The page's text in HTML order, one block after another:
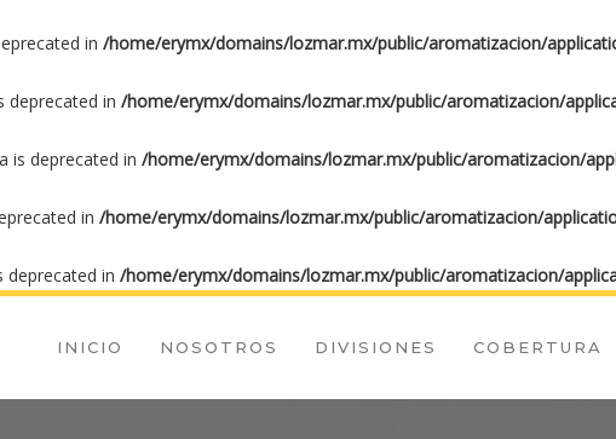
in /home/erymx/domains/lozmar.mx/public/aromatizacion/
deprecated in /home/erymx/domains/lozmar.mx/public/aromatizacion/
is deprecated in /home/erymx/domains/lozmar.mx/public/aromatizacion/
in /home/erymx/domains/lozmar.mx/public/aromatizacion/
deprecated in /home/erymx/domains/lozmar.mx/public/aromatizacion/
INICIO NOSOTROS DIVISIONES COBERTURA